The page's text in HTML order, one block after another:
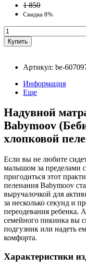
1 850
Скидка 8%
Артикул: be-
Информация
Еще
Надувной
Babymoov
хлопковой
Если вы не любите
малышом за пределами
пригодиться этот
пеленания Babymoov
выручалочкой для
за несколько секунд и
переодевания ребенка.
семейного пикника вы
подгузник или надеть
комфорта.
Характеристики